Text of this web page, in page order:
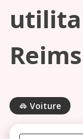
Reims
Voiture
proximité